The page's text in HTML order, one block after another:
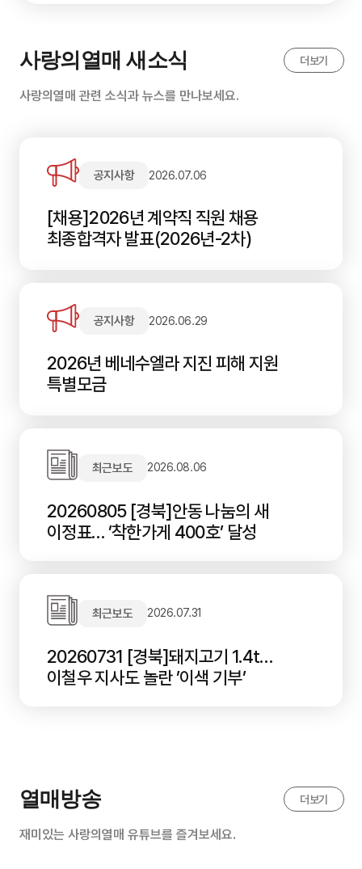
사랑의열매 새소식
사랑의열매 관련 소식과 뉴스를 만나보세요.
공지사항 2026.07.06
[채용]2026년 계약직 직원 채용
최종합격자 발표(2026년-2차)
공지사항 2026.06.29
2026년 베네수엘라 지진 피해 지원
특별모금
최근보도 2026.08.06
20260805 [경북]안동 나눔의 새
이정표… ’착한가게 400호’ 달성
최근보도 2026.07.31
20260731 [경북]돼지고기 1.4t…
이철우 지사도 놀란 ’이색 기부’
더보기
열매방송
재미있는 사랑의열매 유튜브를 즐겨보세요.
더보기